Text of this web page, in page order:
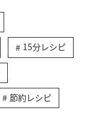
15分レシピ
節約レシピ